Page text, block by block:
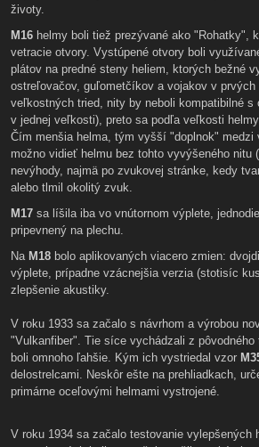
životy.
M16 helmy boli tiež prezývané ako "Rohatky",
vetracie otvory. Vystúpené otvory boli
plátov na predné steny heliem, ktorých bežné
ostreľovačov, guľometčíkov a vojakov v
veľkostných tried, nity by neboli kompatibilné s
v jednej veľkosti), preto sa podľa veľkosti
Čím menšia helma, tým vyšší "doplnok" medzi
možno vidieť helmu bez tohto vyvýšeného nitu
nevýhody, najmä po zvukovej stránke, kedy
alebo tlmil okolitý zvuk.
M17 sa líšila iba vo vnútornom výplete,
pripevnený na plechu.
Na M18 bolo aplikovaných viacero zmien:
výplete, prípadne vzácnejšia verzia (stotisíc
zlepšenie akustiky.
V roku 1933 sa začalo s návrhom a výrobou
"Vulkanfiber". Tie síce vychádzali z
boli omnoho ľahšie. Kým ich vystriedal vzor
delostrelcami. Neskôr ešte na prehliadkach,
primárne oceľovými helmami vystrojené.
V roku 1934 sa začalo testovanie vylepšených